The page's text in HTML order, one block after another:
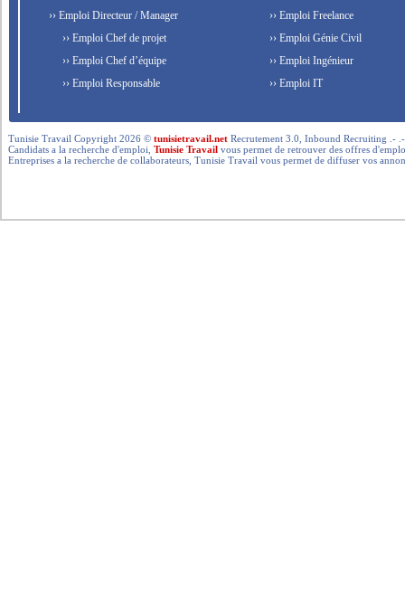
›› Emploi Directeur / Manager
›› Emploi Chef de projet
›› Emploi Chef d’équipe
›› Emploi Responsable
›› Emploi Freelance
›› Emploi Génie Civil
›› Emploi Ingénieur
›› Emploi IT
Tunisie Travail Copyright 2026 ©tunisietravail.net Recrutement 3.0, Inbound Recruiting .-
Candidats a la recherche d'emploi,Tunisie Travail vous permet de retrouver des offres
Entreprises a la recherche de collaborateurs, Tunisie Travail vous permet de diffuser vos